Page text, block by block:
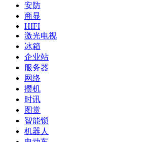
安防
商显
HIFI
激光电视
冰箱
企业站
服务器
网络
攒机
时讯
图赏
智能锁
机器人